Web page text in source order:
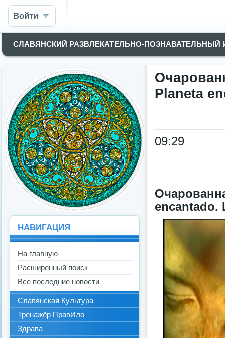
Войти
СЛАВЯНСКИЙ РАЗВЛЕКАТЕЛЬНО-
Planeta
09:29
encantado.
НАВИГАЦИЯ
На главную
Расширенный поиск
Все последние новости
Славянская Культура
Тренажёр ПравИло
Здрава